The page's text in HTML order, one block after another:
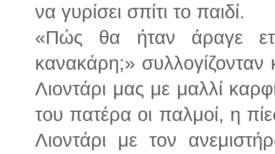
να γυρίσει σπίτι το παιδί.
«Πώς θα ήταν άραγε
κανακάρη;» συλλογίζονταν
Λιοντάρι μας με μαλλί
του πατέρα οι παλμοί, η
Λιοντάρι με τον